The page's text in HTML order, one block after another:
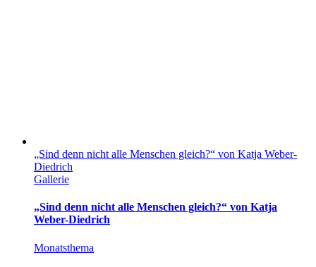
„Sind denn nicht alle Menschen gleich?“ von Katja Weber-
Diedrich
Gallerie
„Sind denn nicht alle Menschen gleich?“ von Katja
Weber-Diedrich
Monatsthema